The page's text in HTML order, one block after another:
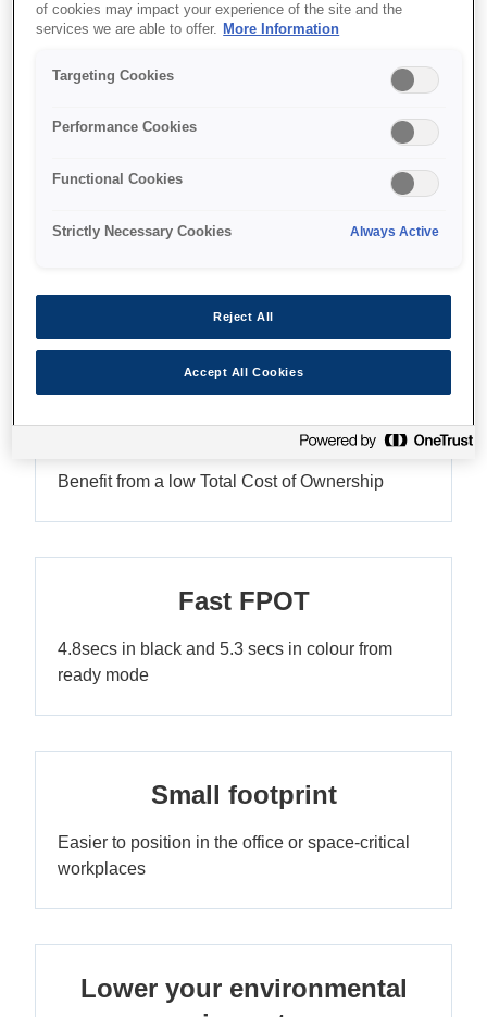
Low TCO and energy use
Функції
Low running costs
Benefit from a low Total Cost of Ownership
Fast FPOT
4.8secs in black and 5.3 secs in colour from
ready mode
Small footprint
Easier to position in the office or space-critical
workplaces
Lower your environmental
of cookies may impact your experience of the site and the
services we are able to offer. More Information
Targeting Cookies
Performance Cookies
Functional Cookies
Strictly Necessary Cookies Always Active
Reject All
Accept All Cookies